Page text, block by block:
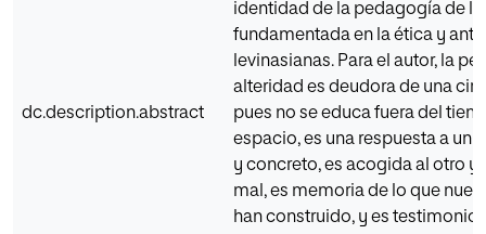
dc.description.abstract
identidad de la pedagogía de la
fundamentada en la ética y
levinasianas. Para el autor, la
alteridad es deudora de una
pues no se educa fuera del
espacio, es una respuesta a un
y concreto, es acogida al otro y
mal, es memoria de lo que
han construido, y es testimonio,